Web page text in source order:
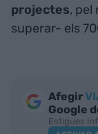
projectes, pel
superar- els
Afegir
Google
Estigues